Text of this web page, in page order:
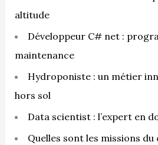
altitude
Développeur C# net :
maintenance
Hydroponiste : un métier
hors sol
Data scientist : l’expert en
Quelles sont les missions